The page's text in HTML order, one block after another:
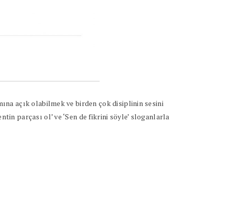
açık olabilmek ve birden çok disiplinin sesini
parçası ol’ ve ‘Sen de fikrini söyle’ sloganlarla